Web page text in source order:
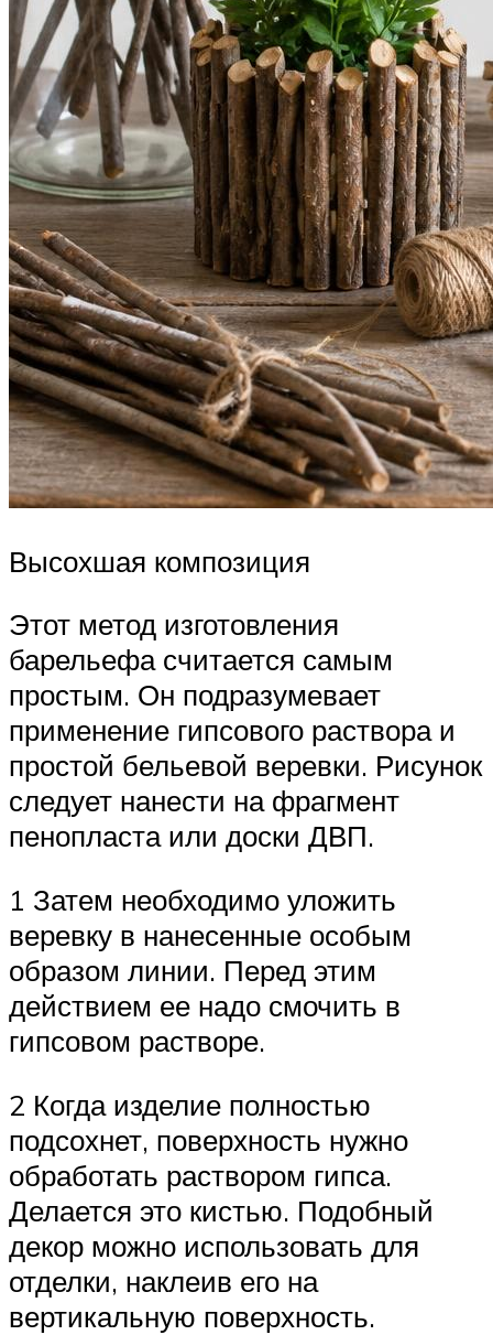
Высохшая композиция
Этот метод изготовления
барельефа считается самым
простым. Он подразумевает
применение гипсового раствора и
простой бельевой веревки. Рисунок
следует нанести на фрагмент
пенопласта или доски ДВП.
1 Затем необходимо уложить
веревку в нанесенные особым
образом линии. Перед этим
действием ее надо смочить в
гипсовом растворе.
2 Когда изделие полностью
подсохнет, поверхность нужно
обработать раствором гипса.
Делается это кистью. Подобный
декор можно использовать для
отделки, наклеив его на
вертикальную поверхность.